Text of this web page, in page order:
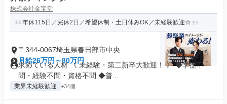
株式会社金宝堂
年休115日／完休2日／希望休制・土日休みOK／未経験歓迎☆
〒344-0067埼玉県春日部市中央
月給26万円～80万円
求めている人材 《 未経験・第二新卒大歓迎！ 》 ◆学歴不
問・経験不問・資格不問 ◆普...
業界未経験歓迎 +34個